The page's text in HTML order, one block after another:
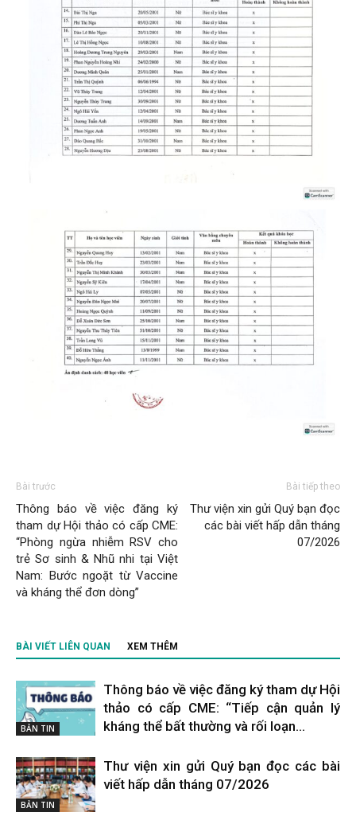
Bài trước
Thông báo về việc đăng ký
tham dự Hội thảo có cấp CME:
“Phòng ngừa nhiễm RSV cho
trẻ Sơ sinh & Nhũ nhi tại Việt
Nam: Bước ngoặt từ Vaccine
và kháng thể đơn dòng”
Bài tiếp theo
Thư viện xin gửi Quý bạn đọc
các bài viết hấp dẫn tháng
07/2026
BÀI VIẾT LIÊN QUAN XEM THÊM
BẢN TIN
Thông báo về việc đăng ký tham dự Hội
thảo có cấp CME: “Tiếp cận quản lý
kháng thể bất thường và rối loạn...
BẢN TIN
Thư viện xin gửi Quý bạn đọc các bài
viết hấp dẫn tháng 07/2026